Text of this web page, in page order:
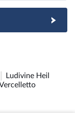
Ludivine Heil